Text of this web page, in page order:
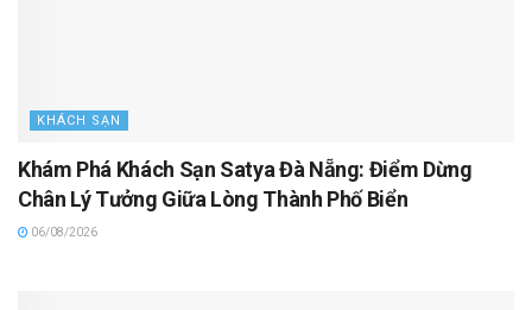
KHÁCH SẠN
Khám Phá Khách Sạn Satya Đà Nẵng: Điểm Dừng
Chân Lý Tưởng Giữa Lòng Thành Phố Biển
06/08/2026